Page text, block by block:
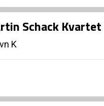
Schack Kvartet
K